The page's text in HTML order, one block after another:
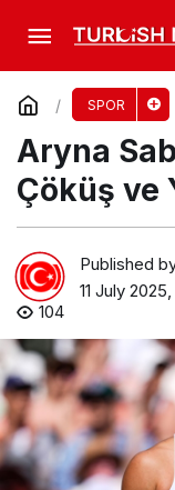
SPOR
Aryna
Çöküş ve
Published
11 July
104
Amanda
Yükseldi!
Comment